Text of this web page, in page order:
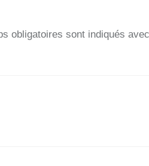
obligatoires sont indiqués avec